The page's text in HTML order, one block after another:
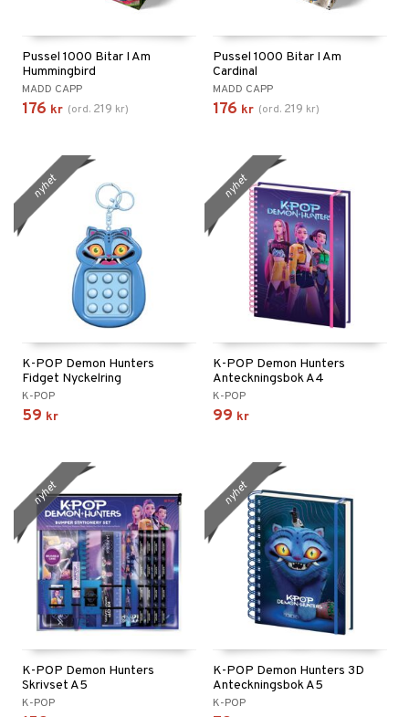
Pussel 1000 Bitar I Am
Hummingbird
MADD CAPP
176 kr (ord. 219 kr)
Pussel 1000 Bitar I Am
Cardinal
MADD CAPP
176 kr (ord. 219 kr)
K-POP Demon Hunters
Fidget Nyckelring
K-POP
59 kr
nyhet
K-POP Demon Hunters
Anteckningsbok A4
K-POP
99 kr
nyhet
K-POP Demon Hunters
Skrivset A5
K-POP
nyhet
K-POP Demon Hunters 3D
Anteckningsbok A5
K-POP
nyhet